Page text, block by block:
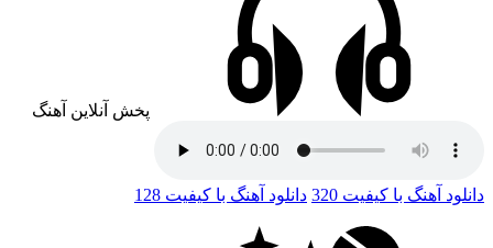
پخش آنلاین آهنگ
دانلود آهنگ با کیفیت 320 دانلود آهنگ با کیفیت 128